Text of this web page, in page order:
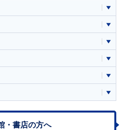
・書店の方へ